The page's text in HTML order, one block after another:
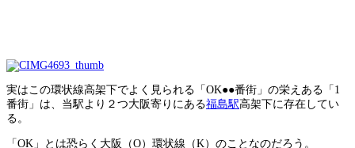
実はこの環状線高架下でよく見られる「OK●●番街」の栄えある「1
番街」は、当駅より２つ大阪寄りにある福島駅高架下に存在してい
る。
「OK」とは恐らく大阪（O）環状線（K）のことなのだろう。